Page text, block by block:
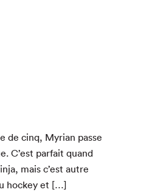
de cinq, Myr­i­an passe
C’est par­fait quand
mais c’est autre
hock­ey et […]